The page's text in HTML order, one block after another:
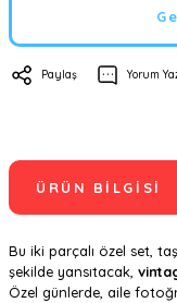
Paylaş Yorum
ÜRÜN BILGISI
Bu iki parçalı özel set,
şekilde yansıtacak,
Özel günlerde, aile